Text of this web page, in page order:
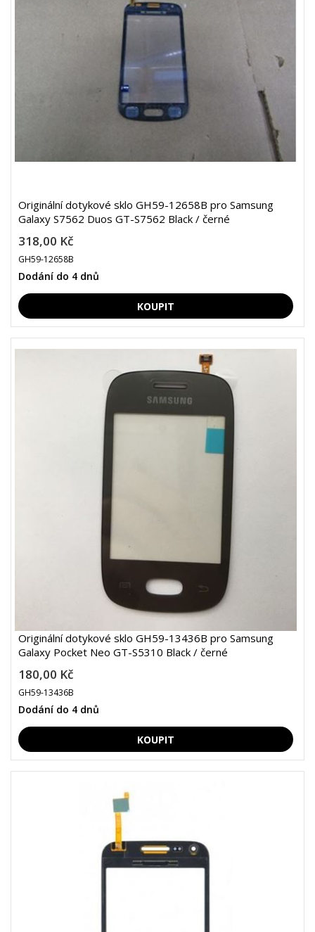
Originální dotykové sklo GH59-12658B pro Samsung
Galaxy S7562 Duos GT-S7562 Black / černé
318,00 Kč
GH59-12658B
Dodání do 4 dnů
Originální dotykové sklo GH59-13436B pro Samsung
Galaxy Pocket Neo GT-S5310 Black / černé
180,00 Kč
GH59-13436B
Dodání do 4 dnů